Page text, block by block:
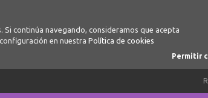
continúa navegando, consideramos que acepta
en nuestra Política de cookies
Permitir